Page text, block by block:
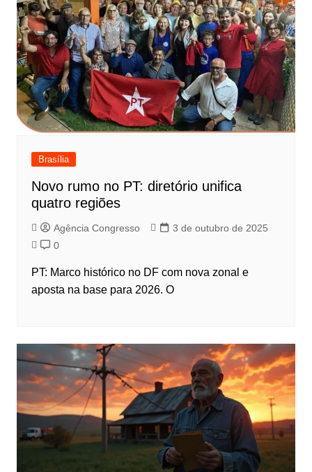
Brasília
Novo rumo no PT: diretório unifica
quatro regiões
Agência Congresso
3 de outubro de 2025
0
PT: Marco histórico no DF com nova zonal e
aposta na base para 2026. O